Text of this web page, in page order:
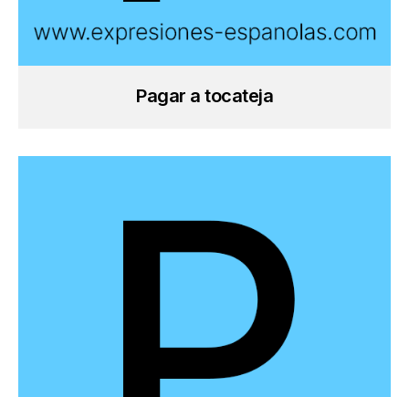
Pagar a tocateja